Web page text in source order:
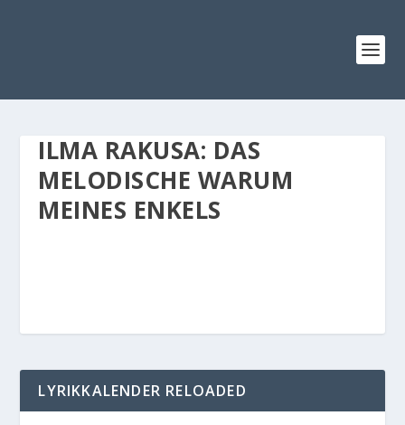
ILMA RAKUSA: DAS
MELODISCHE WARUM
MEINES ENKELS
LYRIKKALENDER RELOADED